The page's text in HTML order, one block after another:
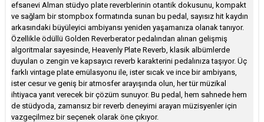
efsanevi Alman stüdyo plate reverblerinin otantik dokusunu, kompakt
ve sağlam bir stompbox formatında sunan bu pedal, sayısız hit kaydın
arkasındaki büyüleyici ambiyansı yeniden yaşamanıza olanak tanıyor.
Özellikle ödüllü Golden Reverberator pedalından alınan gelişmiş
algoritmalar sayesinde, Heavenly Plate Reverb, klasik albümlerde
duyulan o zengin ve kapsayıcı reverb karakterini pedalınıza taşıyor. Üç
farklı vintage plate emülasyonu ile, ister sıcak ve ince bir ambiyans,
ister cesur ve geniş bir atmosfer arayışında olun, her tür müzikal
ihtiyaca yanıt verecek bir çözüm sunuyor. Bu pedal, hem sahnede hem
de stüdyoda, zamansız bir reverb deneyimi arayan müzisyenler için
vazgeçilmez bir seçenek olarak öne çıkıyor.